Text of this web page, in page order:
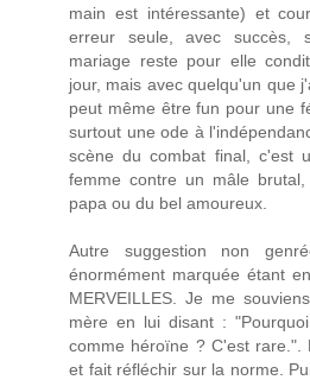
main est intéressante) et
erreur seule, avec succès,
mariage reste pour elle
jour, mais avec quelqu'un que
peut même être fun pour une
surtout une ode à
scène du combat final, c'est
femme contre un mâle
papa ou du bel amoureux.
Autre suggestion non
énormément marquée étant
MERVEILLES. Je me
mère en lui disant :
comme héroïne ? C'est rare.".
et fait réfléchir sur la norme.